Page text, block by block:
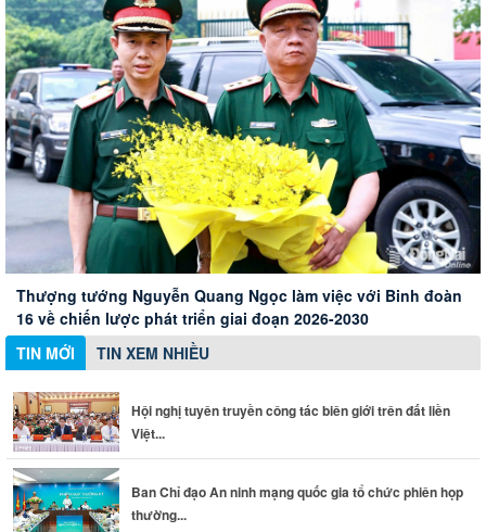
TIN MỚI TIN XEM NHIỀU
Hội nghị tuyên truyền công tác biên giới trên đất liền Việt
Nam - Campuchia
Ban Chỉ đạo An ninh mạng quốc gia tổ chức phiên họp
thường kỳ
Thượng tướng Nguyễn Quang Ngọc làm việc với Binh đoàn
16 về chiến lược phát triển giai đoạn 2026-2030
Xây dựng Hội Nữ trí thức thành phố thành mạng lưới nữ
chuyên gia chất lượng
Thành phố Đồng Nai đánh giá cao những đóng góp của
doanh nghiệp Đức
Hội nghị tuyên truyền công tác biên giới trên đất liền
Việt...
Ban Chỉ đạo An ninh mạng quốc gia tổ chức phiên họp
thường...